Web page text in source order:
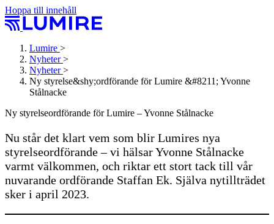
Hoppa till innehåll
Lumire >
Nyheter >
Nyheter >
Ny styrelse&shy;ordförande för Lumire &#8211; Yvonne
Stålnacke
Ny styrelse­ordförande för Lumire – Yvonne Stålnacke
Nu står det klart vem som blir Lumires nya
styrelseordförande – vi hälsar Yvonne Stålnacke
varmt välkommen, och riktar ett stort tack till vår
nuvarande ordförande Staffan Ek. Själva nytillträdet
sker i april 2023.